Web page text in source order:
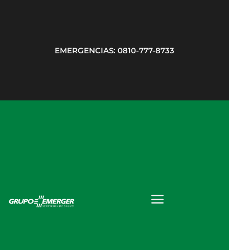
EMERGENCIAS: 0810-777-8733